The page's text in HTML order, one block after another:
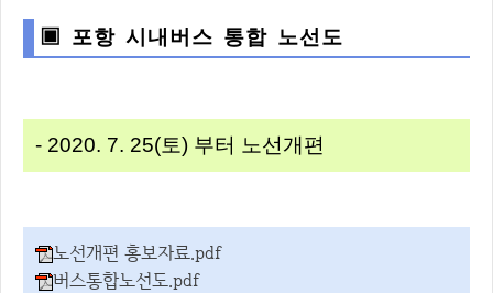
▣ 포항 시내버스 통합 노선도
- 2020. 7. 25(토) 부터 노선개편
노선개편 홍보자료.pdf
버스통합노선도.pdf